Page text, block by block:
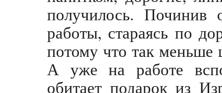
получилось. Починив
работы, стараясь по
потому что так меньше
А уже на работе
обитает подарок из